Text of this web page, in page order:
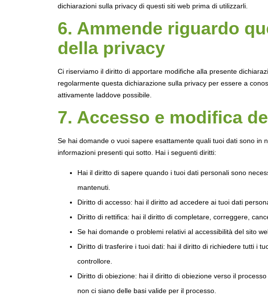
dichiarazioni sulla privacy di questi siti web prima di utilizzarli.
6. Ammende riguardo
della privacy
Ci riserviamo il diritto di apportare modifiche alla presente
regolarmente questa dichiarazione sulla privacy per essere a
attivamente laddove possibile.
7. Accesso e modifica
Se hai domande o vuoi sapere esattamente quali tuoi dati sono in
informazioni presenti qui sotto. Hai i seguenti diritti:
Hai il diritto di sapere quando i tuoi dati personali sono
mantenuti.
Diritto di accesso: hai il diritto ad accedere ai tuoi dati
Diritto di rettifica: hai il diritto di completare, correggere,
Se hai domande o problemi relativi al accessibilità del sito
Diritto di trasferire i tuoi dati: hai il diritto di richiedere tutti i
controllore.
Diritto di obiezione: hai il diritto di obiezione verso il
non ci siano delle basi valide per il processo.